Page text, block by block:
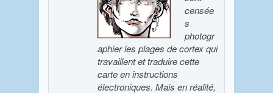
censée
s
photogr
aphier les plages de cortex qui
travaillent et traduire cette
carte en instructions
électroniques. Mais en réalité,